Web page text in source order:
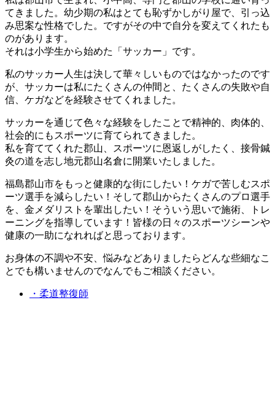
てきました。幼少期の私はとても恥ずかしがり屋で、引っ込
み思案な性格でした。ですがその中で自分を変えてくれたも
のがあります。
それは小学生から始めた「サッカー」です。
私のサッカー人生は決して華々しいものではなかったのです
が、サッカーは私にたくさんの仲間と、たくさんの失敗や自
信、ケガなどを経験させてくれました。
サッカーを通じて色々な経験をしたことで精神的、肉体的、
社会的にもスポーツに育てられてきました。
私を育ててくれた郡山、スポーツに恩返しがしたく、接骨鍼
灸の道を志し地元郡山名倉に開業いたしました。
福島郡山市をもっと健康的な街にしたい！ケガで苦しむスポ
ーツ選手を減らしたい！そして郡山からたくさんのプロ選手
を、金メダリストを輩出したい！そういう思いで施術、トレ
ーニングを指導しています！皆様の日々のスポーツシーンや
健康の一助になれればと思っております。
お身体の不調や不安、悩みなどありましたらどんな些細なこ
とでも構いませんのでなんでもご相談ください。
・柔道整復師